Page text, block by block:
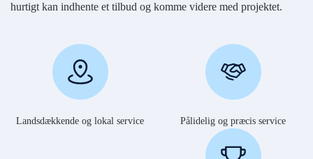
hurtigt kan indhente et tilbud og komme videre med projektet.
Landsdækkende og lokal service Pålidelig og præcis service